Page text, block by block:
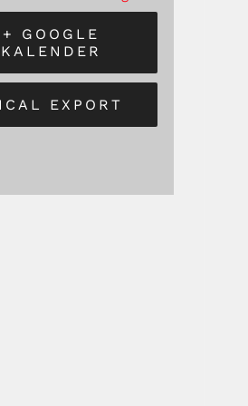
+ GOOGLE
KALENDER
EXPORT